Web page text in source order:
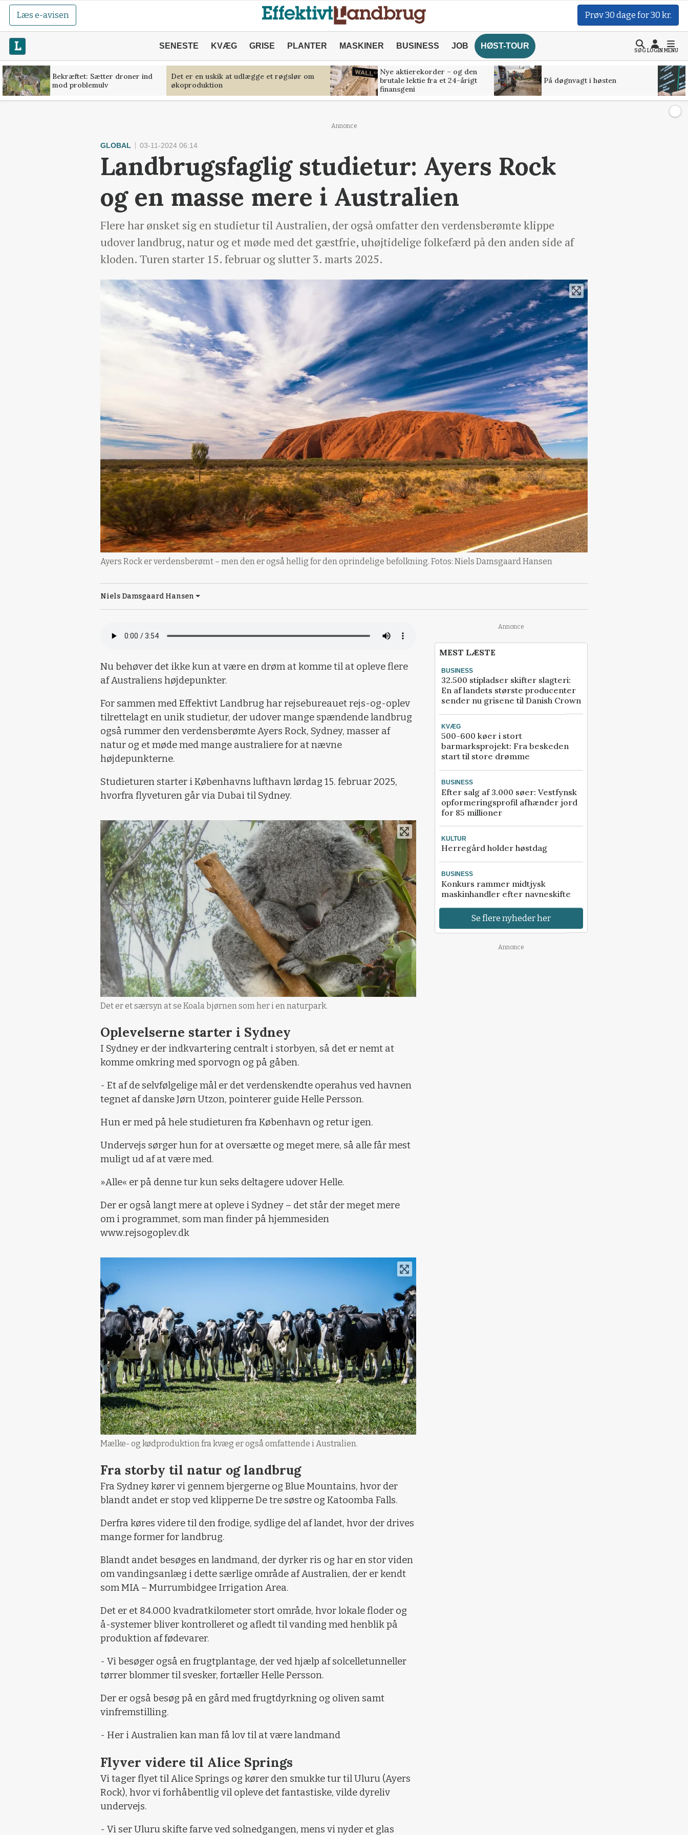
Læs e-avisen Prøv 30 dage for 30 kr.
SENESTE KVÆG GRISE PLANTER MASKINER BUSINESS JOB HØST-TOUR
SØGLOGINMENU
Bekræftet: Sætter droner ind
mod problemulv
Det er en uskik at udlægge et røgslør om
økoproduktion
Nye aktierekorder – og den
brutale lektie fra et 24-årigt
finansgeni
På døgnvagt i høsten
Annonce
GLOBAL 03-11-2024 06:14
Landbrugsfaglig studietur: Ayers Rock
og en masse mere i Australien
Flere har ønsket sig en studietur til Australien, der også omfatter den verdensberømte klippe
udover landbrug, natur og et møde med det gæstfrie, uhøjtidelige folkefærd på den anden side af
kloden. Turen starter 15. februar og slutter 3. marts 2025.
Ayers Rock er verdensberømt – men den er også hellig for den oprindelige befolkning. Fotos: Niels Damsgaard Hansen
Niels Damsgaard Hansen
Nu behøver det ikke kun at være en drøm at komme til at opleve flere
af Australiens højdepunkter.
For sammen med Effektivt Landbrug har rejsebureauet rejs-og-oplev
tilrettelagt en unik studietur, der udover mange spændende landbrug
også rummer den verdensberømte Ayers Rock, Sydney, masser af
natur og et møde med mange australiere for at nævne
højdepunkterne.
Studieturen starter i Københavns lufthavn lørdag 15. februar 2025,
hvorfra flyveturen går via Dubai til Sydney.
Det er et særsyn at se Koala bjørnen som her i en naturpark.
Oplevelserne starter i Sydney
I Sydney er der indkvartering centralt i storbyen, så det er nemt at
komme omkring med sporvogn og på gåben.
- Et af de selvfølgelige mål er det verdenskendte operahus ved havnen
tegnet af danske Jørn Utzon, pointerer guide Helle Persson.
Hun er med på hele studieturen fra København og retur igen.
Undervejs sørger hun for at oversætte og meget mere, så alle får mest
muligt ud af at være med.
»Alle« er på denne tur kun seks deltagere udover Helle.
Der er også langt mere at opleve i Sydney – det står der meget mere
om i programmet, som man finder på hjemmesiden
www.rejsogoplev.dk
Mælke- og kødproduktion fra kvæg er også omfattende i Australien.
Fra storby til natur og landbrug
Fra Sydney kører vi gennem bjergerne og Blue Mountains, hvor der
blandt andet er stop ved klipperne De tre søstre og Katoomba Falls.
Derfra køres videre til den frodige, sydlige del af landet, hvor der drives
mange former for landbrug.
Blandt andet besøges en landmand, der dyrker ris og har en stor viden
om vandingsanlæg i dette særlige område af Australien, der er kendt
som MIA – Murrumbidgee Irrigation Area.
Det er et 84.000 kvadratkilometer stort område, hvor lokale floder og
å-systemer bliver kontrolleret og afledt til vanding med henblik på
produktion af fødevarer.
- Vi besøger også en frugtplantage, der ved hjælp af solcelletunneller
tørrer blommer til svesker, fortæller Helle Persson.
Der er også besøg på en gård med frugtdyrkning og oliven samt
vinfremstilling.
- Her i Australien kan man få lov til at være landmand
Flyver videre til Alice Springs
Vi tager flyet til Alice Springs og kører den smukke tur til Uluru (Ayers
Rock), hvor vi forhåbentlig vil opleve det fantastiske, vilde dyreliv
undervejs.
- Vi ser Uluru skifte farve ved solnedgangen, mens vi nyder et glas
Annonce
MEST LÆSTE
BUSINESS
32.500 stipladser skifter slagteri:
En af landets største producenter
sender nu grisene til Danish Crown
KVÆG
500-600 køer i stort
barmarksprojekt: Fra beskeden
start til store drømme
BUSINESS
Efter salg af 3.000 søer: Vestfynsk
opformeringsprofil afhænder jord
for 85 millioner
KULTUR
Herregård holder høstdag
BUSINESS
Konkurs rammer midtjysk
maskinhandler efter navneskifte
Se flere nyheder her
Annonce